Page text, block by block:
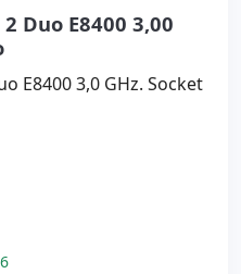
Duo E8400 3,00
E8400 3,0 GHz. Socket